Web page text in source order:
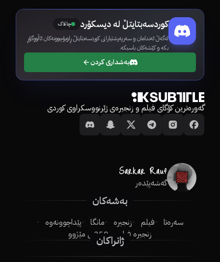
کوردسەبتایتڵ لە دیسکۆرد چالاک
لەگەڵ ئەندامان و سەرپەرشتیارانی کوردسەبتایتڵ ڕاوبۆچوونەکان ئاڵووگۆڕ
بکە و کێشەکان باسبکە.
بەشداری کردن
گەورەترین کۆگای فیلم و زنجیرەی ژێرنووسکراوی کوردی
گەشەپێدەر
بەشەکان
سەرەتا فیلم زنجیرە مانگا
پێداچوونەوە
زنجیرە فیلم
250ـی مێژوو
ژانراکان